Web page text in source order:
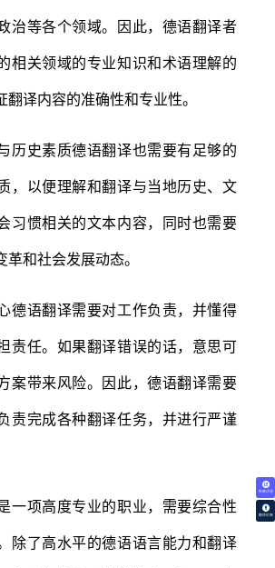
免费试译
翻译价格
治等各个领域。因此，德语翻译者
相关领域的专业知识和术语理解的
翻译内容的准确性和专业性。
史素质德语翻译也需要有足够的
，以便理解和翻译与当地历史、文
习惯相关的文本内容，同时也需要
和社会发展动态。
语翻译需要对工作负责，并懂得
责任。如果翻译错误的话，意思可
案带来风险。因此，德语翻译需要
责完成各种翻译任务，并进行严谨
项高度专业的职业，需要综合性
除了高水平的德语语言能力和翻译